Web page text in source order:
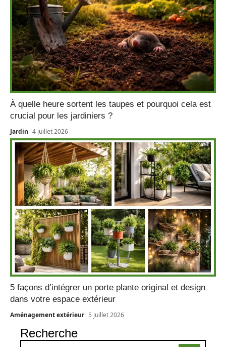
À quelle heure sortent les taupes et pourquoi cela est
crucial pour les jardiniers ?
Jardin 4 juillet 2026
5 façons d’intégrer un porte plante original et design
dans votre espace extérieur
Aménagement extérieur 5 juillet 2026
Recherche